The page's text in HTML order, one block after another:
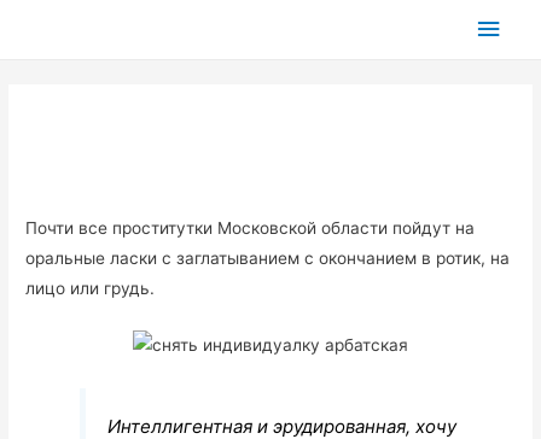
Почти все проститутки Московской области пойдут на
оральные ласки с заглатыванием с окончанием в ротик, на
лицо или грудь.
Интеллигентная и эрудированная, хочу